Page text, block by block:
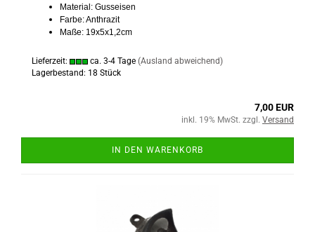
Material: Gusseisen
Farbe: Anthrazit
Maße: 19x5x1,2cm
Lieferzeit: ca. 3-4 Tage (Ausland abweichend)
Lagerbestand: 18 Stück
7,00 EUR
inkl. 19% MwSt. zzgl. Versand
IN DEN WARENKORB